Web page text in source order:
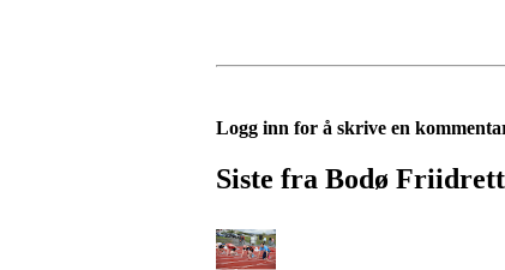
Logg inn for å skrive en
Siste fra Bodø